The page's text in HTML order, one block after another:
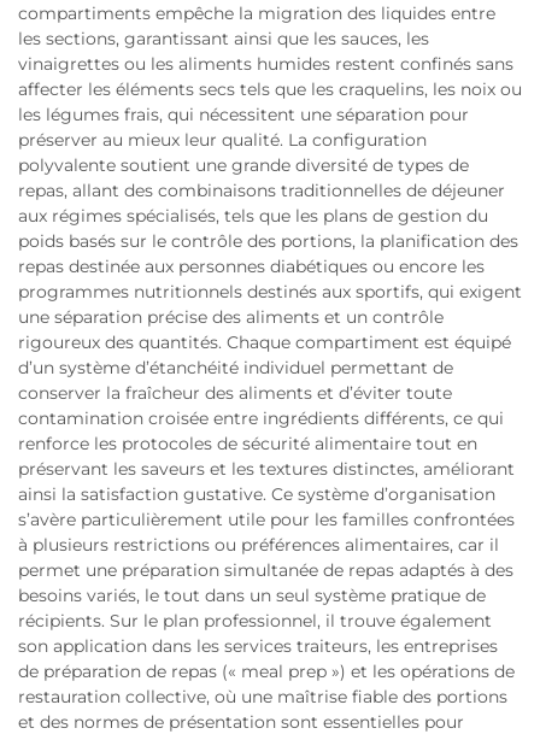
compartiments empêche la migration des liquides entre
les sections, garantissant ainsi que les sauces, les
vinaigrettes ou les aliments humides restent confinés sans
affecter les éléments secs tels que les craquelins, les noix ou
les légumes frais, qui nécessitent une séparation pour
préserver au mieux leur qualité. La configuration
polyvalente soutient une grande diversité de types de
repas, allant des combinaisons traditionnelles de déjeuner
aux régimes spécialisés, tels que les plans de gestion du
poids basés sur le contrôle des portions, la planification des
repas destinée aux personnes diabétiques ou encore les
programmes nutritionnels destinés aux sportifs, qui exigent
une séparation précise des aliments et un contrôle
rigoureux des quantités. Chaque compartiment est équipé
d’un système d’étanchéité individuel permettant de
conserver la fraîcheur des aliments et d’éviter toute
contamination croisée entre ingrédients différents, ce qui
renforce les protocoles de sécurité alimentaire tout en
préservant les saveurs et les textures distinctes, améliorant
ainsi la satisfaction gustative. Ce système d’organisation
s’avère particulièrement utile pour les familles confrontées
à plusieurs restrictions ou préférences alimentaires, car il
permet une préparation simultanée de repas adaptés à des
besoins variés, le tout dans un seul système pratique de
récipients. Sur le plan professionnel, il trouve également
son application dans les services traiteurs, les entreprises
de préparation de repas (« meal prep ») et les opérations de
restauration collective, où une maîtrise fiable des portions
et des normes de présentation sont essentielles pour